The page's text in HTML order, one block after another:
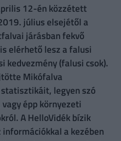
12-én közzétett
július elsejétől a
járásban fekvő
elérhető lesz a falusi
kedvezmény (falusi csok).
Mikófalva
legyen szó
épp környezeti
A HelloVidék bízik
a kezében